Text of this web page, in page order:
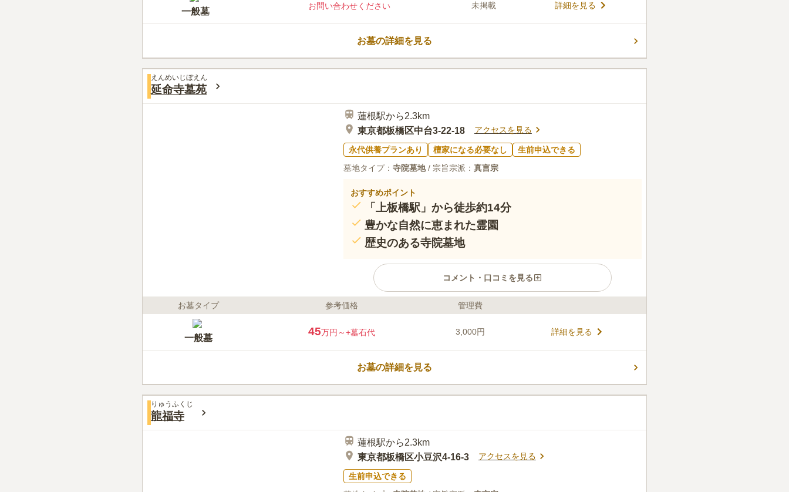
充実していることもありお花などを近くで買い揃えてのお参りがで
きます。曹洞宗の江戸三箇寺の一つとしても有名で、薬師三尊像や
大善寺址石坂供養塔寺院が重要文化財としても指定されています。
法要施設があるので、各種法事で利用することも可能となっていま
す。
一般墓
お問い合わせください 未掲載 詳細を見る
お墓の詳細を見る
えんめいじぼえん
延命寺墓苑
蓮根駅から2.3km
東京都板橋区中台3-22-18
アクセスを見る
永代供養プランあり 檀家になる必要なし
生前申込できる
墓地タイプ： 寺院墓地/ 宗旨宗派： 真言宗
おすすめポイント
「上板橋駅」から徒歩約14分
豊かな自然に恵まれた霊園
歴史のある寺院墓地
コメント・口コミを見る
ライフドット編集部のコメント
動駅」からはバス出ておりアクセス良好な立地が魅力の一つで
す。。 浅川沿いにある延命寺は自然に恵まれた霊園なので心穏やか
に、故人を偲ぶ時間を過ごすことができる環境です。 また初春には
梅の匂いを楽しみながらお参りすることもできるので、来訪する楽
しみがあります。
お墓タイプ 参考価格 管理費
一般墓
45万円～+墓石代 3,000円 詳細を見る
お墓の詳細を見る
りゅうふくじ
龍福寺
蓮根駅から2.3km
東京都板橋区小豆沢4-16-3
アクセスを見る
生前申込できる